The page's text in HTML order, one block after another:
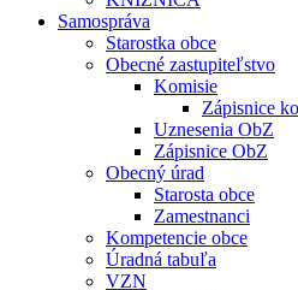
Samospráva
Starostka obce
Obecné zastupiteľstvo
Komisie
Zápisnice
Uznesenia ObZ
Zápisnice ObZ
Obecný úrad
Starosta obce
Zamestnanci
Kompetencie obce
Úradná tabuľa
VZN